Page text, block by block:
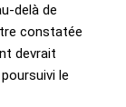
delà de
constatée
devrait
le